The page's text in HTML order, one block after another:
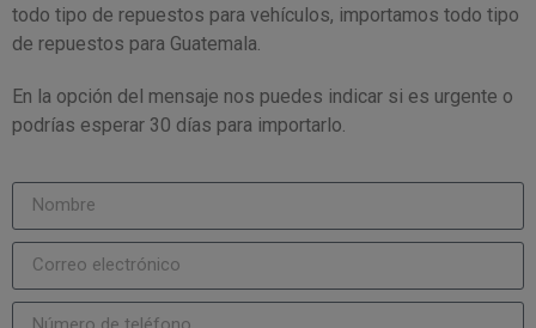
todo tipo de repuestos para vehículos, importamos todo tipo
de repuestos para Guatemala.
En la opción del mensaje nos puedes indicar si es urgente o
podrías esperar 30 días para importarlo.